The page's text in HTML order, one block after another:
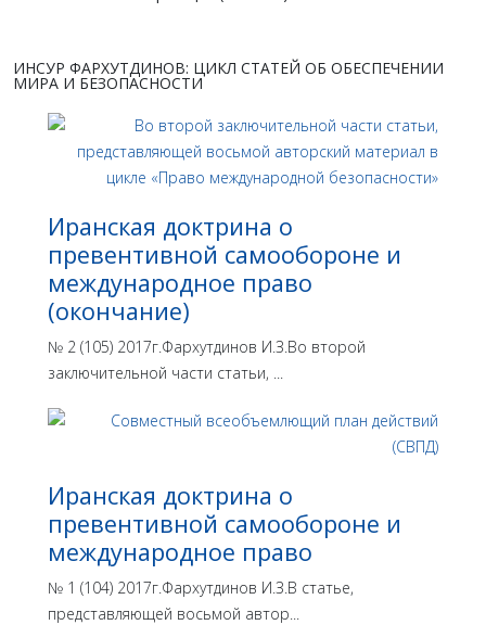
ИНСУР ФАРХУТДИНОВ: ЦИКЛ СТАТЕЙ ОБ ОБЕСПЕЧЕНИИ
МИРА И БЕЗОПАСНОСТИ
Иранская доктрина о
превентивной самообороне и
международное право
(окончание)
№ 2 (105) 2017г.Фархутдинов И.З.Во второй
заключительной части статьи, ...
Иранская доктрина о
превентивной самообороне и
международное право
№ 1 (104) 2017г.Фархутдинов И.З.В статье,
представляющей восьмой автор...